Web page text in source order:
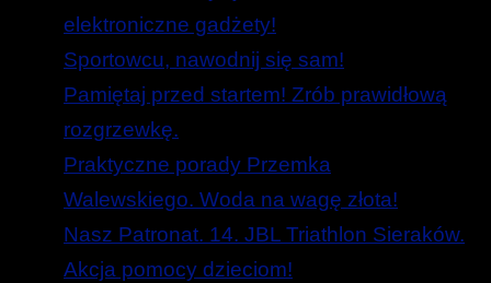
elektroniczne gadżety!
Sportowcu, nawodnij się sam!
Pamiętaj przed startem! Zrób prawidłową
rozgrzewkę.
Praktyczne porady Przemka
Walewskiego. Woda na wagę złota!
Nasz Patronat. 14. JBL Triathlon Sieraków.
Akcja pomocy dzieciom!